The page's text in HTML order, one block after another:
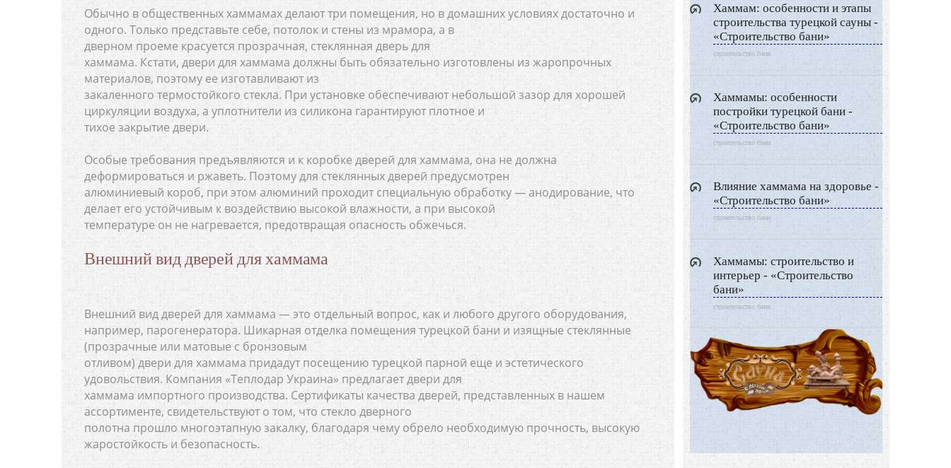
Обычно в общественных хаммамах делают три помещения, но в домашних условиях достаточно и
одного. Только представьте себе, потолок и стены из мрамора, а в
дверном проеме красуется прозрачная, стеклянная дверь для
хаммама. Кстати, двери для хаммама должны быть обязательно изготовлены из жаропрочных
материалов, поэтому ее изготавливают из
закаленного термостойкого стекла. При установке обеспечивают небольшой зазор для хорошей
циркуляции воздуха, а уплотнители из силикона гарантируют плотное и
тихое закрытие двери.
Особые требования предъявляются и к коробке дверей для хаммама, она не должна
деформироваться и ржаветь. Поэтому для стеклянных дверей предусмотрен
алюминиевый короб, при этом алюминий проходит специальную обработку — анодирование, что
делает его устойчивым к воздействию высокой влажности, а при высокой
температуре он не нагревается, предотвращая опасность обжечься.
Внешний вид дверей для хаммама
Внешний вид дверей для хаммама — это отдельный вопрос, как и любого другого оборудования,
например, парогенератора. Шикарная отделка помещения турецкой бани и изящные стеклянные
(прозрачные или матовые с бронзовым
отливом) двери для хаммама придадут посещению турецкой парной еще и эстетического
удовольствия. Компания «Теплодар Украина» предлагает двери для
хаммама импортного производства. Сертификаты качества дверей, представленных в нашем
ассортименте, свидетельствуют о том, что стекло дверного
полотна прошло многоэтапную закалку, благодаря чему обрело необходимую прочность, высокую
жаростойкость и безопасность.
Хаммам: особенности и этапы
строительства турецкой сауны -
«Строительство бани»
строительство бани
Хаммамы: особенности
постройки турецкой бани -
«Строительство бани»
строительство бани
Влияние хаммама на здоровье -
«Строительство бани»
строительство бани
Хаммамы: строительство и
интерьер - «Строительство
бани»
строительство бани